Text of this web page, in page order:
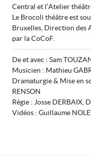
Central et l’Atelier
Le Brocoli théâtre est
Bruxelles, Direction des
par la CoCoF.
De et avec : Sam
Musicien : Mathieu
Dramaturgie & Mise en
RENSON
Régie : Josse DERBAIX,
Vidéos : Guillaume